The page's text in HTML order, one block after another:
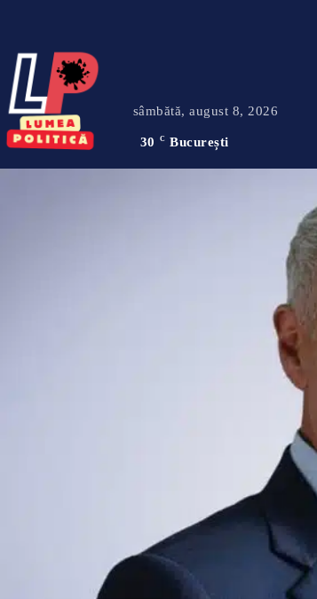
sâmbătă, august 8, 2026
30 C București